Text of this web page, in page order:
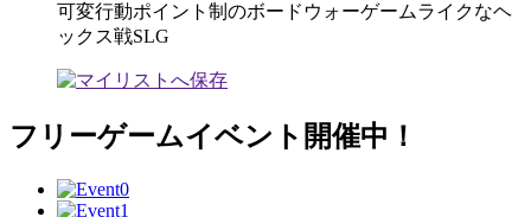
可変行動ポイント制のボードウォーゲームライクなヘ
ックス戦SLG
フリーゲームイベント開催中！